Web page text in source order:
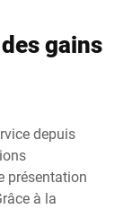
gains
depuis
présentation
à la